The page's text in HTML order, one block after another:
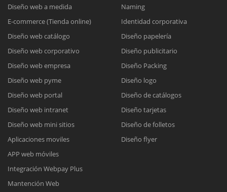
Diseño web a medida
E-commerce (Tienda online)
Diseño web catálogo
Diseño web corporativo
Diseño web empresa
Diseño web pyme
Diseño web portal
Diseño web intranet
Diseño web mini sitios
Aplicaciones moviles
APP web móviles
Integración Webpay Plus
Mantención Web
Naming
Identidad corporativa
Diseño papelería
Diseño publicitario
Diseño Packing
Diseño logo
Diseño de catálogos
Diseño tarjetas
Diseño de folletos
Diseño flyer